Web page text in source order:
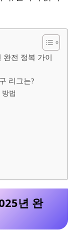
완전 정복 가이
리그는?
법
년 완